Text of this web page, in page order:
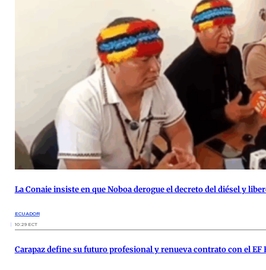
La Conaie insiste en que Noboa derogue el decreto del diésel y
ECUADOR
10:29 ECT
Carapaz define su futuro profesional y renueva contrato con el EF